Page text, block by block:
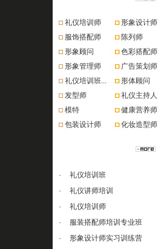
礼仪培训师
形象设计师
服饰搭配师
陈列师
形象顾问
色彩搭配师
形象管理师
广告策划师
礼仪培训班...
形体顾问
发型师
礼仪主持人
模特
健康营养师
包装设计师
化妆造型师
·
礼仪培训班
·
礼仪讲师培训
·
礼仪培训师
·
服装搭配师培训专业班
·
形象设计师实习训练营